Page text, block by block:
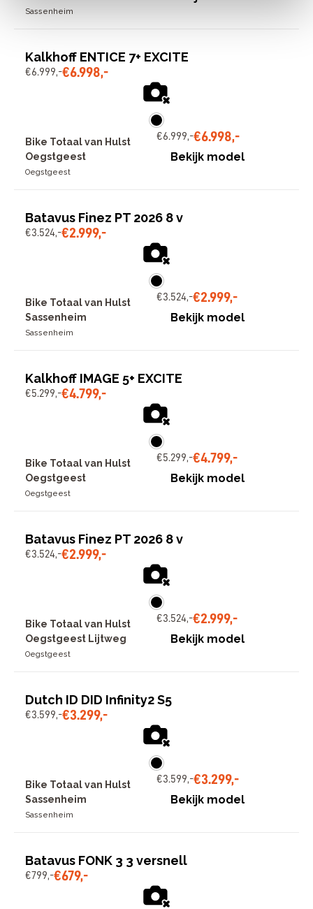
Sassenheim
Kalkhoff ENTICE 7+ EXCITE
€6.999,-€6.998,-
Bike Totaal van Hulst
Oegstgeest
Oegstgeest
€6.999,-€6.998,-
Bekijk model
Batavus Finez PT 2026 8 v
€3.524,-€2.999,-
Bike Totaal van Hulst
Sassenheim
Sassenheim
€3.524,-€2.999,-
Bekijk model
Kalkhoff IMAGE 5+ EXCITE
€5.299,-€4.799,-
Bike Totaal van Hulst
Oegstgeest
Oegstgeest
€5.299,-€4.799,-
Bekijk model
Batavus Finez PT 2026 8 v
€3.524,-€2.999,-
Bike Totaal van Hulst
Oegstgeest Lijtweg
Oegstgeest
€3.524,-€2.999,-
Bekijk model
Dutch ID DID Infinity2 S5
€3.599,-€3.299,-
Bike Totaal van Hulst
Sassenheim
Sassenheim
€3.599,-€3.299,-
Bekijk model
Batavus FONK 3 3 versnell
€799,-€679,-